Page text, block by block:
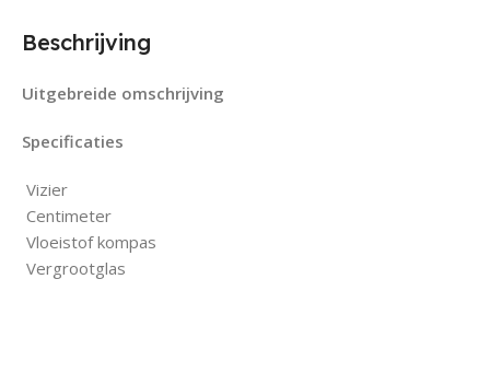
Beschrijving
Uitgebreide omschrijving
Specificaties
 Vizier
 Centimeter
 Vloeistof kompas
 Vergrootglas